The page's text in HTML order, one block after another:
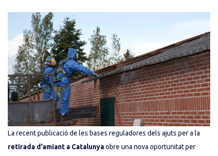
La recent publicació de les bases reguladores dels ajuts per a la
retirada d’amiant a Catalunyaobre una nova oportunitat per